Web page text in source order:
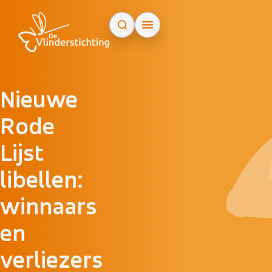
Nieuwe
Rode
Lijst
libellen:
winnaars
en
verliezers